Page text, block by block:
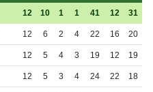
12 10 1 1 41 12 31
12 6 2 4 22 16 20
12 5 4 3 19 12 19
12 5 3 4 24 22 18